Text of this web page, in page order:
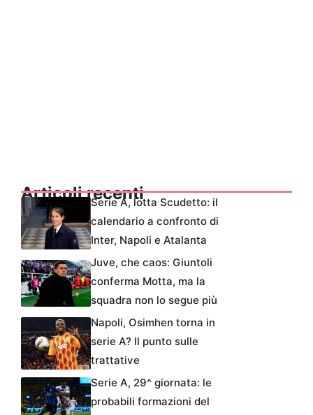
Articoli recentiSerie A, lotta Scudetto: il
calendario a confronto di
Inter, Napoli e Atalanta
Juve, che caos: Giuntoli
conferma Motta, ma la
squadra non lo segue più
Napoli, Osimhen torna in
serie A? Il punto sulle
trattative
Serie A, 29^ giornata: le
probabili formazioni del